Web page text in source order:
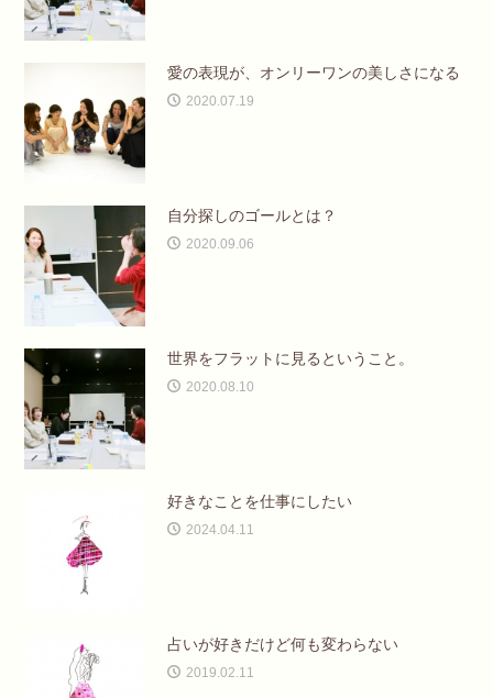
愛の表現が、オンリーワンの美しさになる
2020.07.19
自分探しのゴールとは？
2020.09.06
世界をフラットに見るということ。
2020.08.10
好きなことを仕事にしたい
2024.04.11
占いが好きだけど何も変わらない
2019.02.11